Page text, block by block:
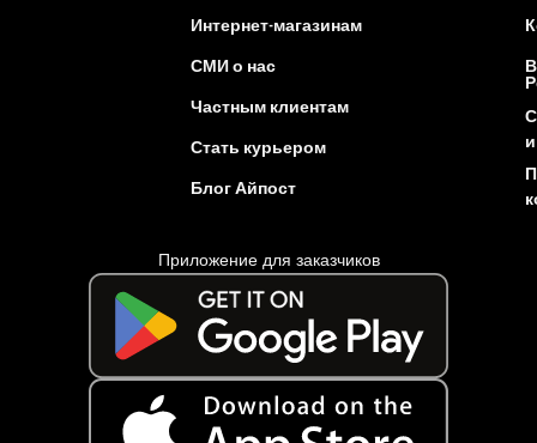
Интернет-магазинам
СМИ о нас
Частным клиентам
Стать курьером
Блог Айпост
Приложение для заказчиков